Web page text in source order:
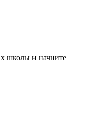
школы и начните